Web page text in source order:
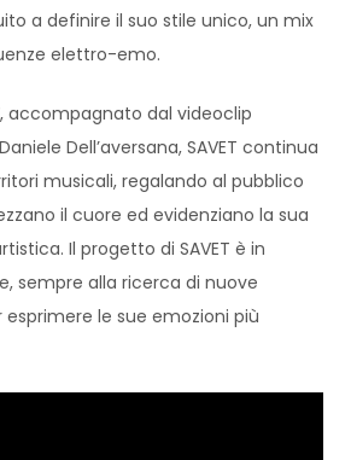
a definire il suo stile unico, un mix
elettro-emo.
accompagnato dal videoclip
Dell’aversana, SAVET continua
musicali, regalando al pubblico
il cuore ed evidenziano la sua
Il progetto di SAVET è in
sempre alla ricerca di nuove
le sue emozioni più